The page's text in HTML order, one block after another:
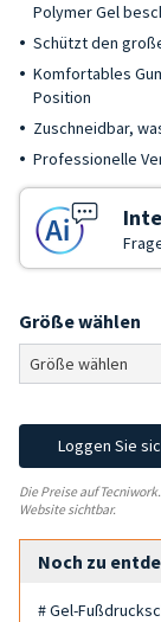
Polymer Gel
Schützt den
Komfortables
Position
Zuschneidbar,
Professionelle
Größe wählen
Loggen Sie
Die Preise auf
Website sichtbar.
Noch zu
# Gel-